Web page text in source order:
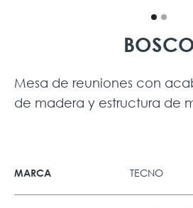
Mesa de reuniones con
de madera y estructura de
MARCA TECNO